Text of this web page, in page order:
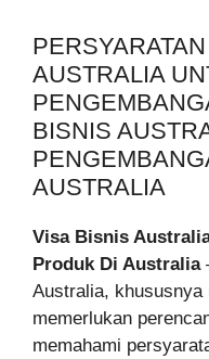
AUSTRALIA
BISNIS
AUSTRALIA
Visa Bisnis
Produk Di Australia
Australia, khususnya
memerlukan
memahami